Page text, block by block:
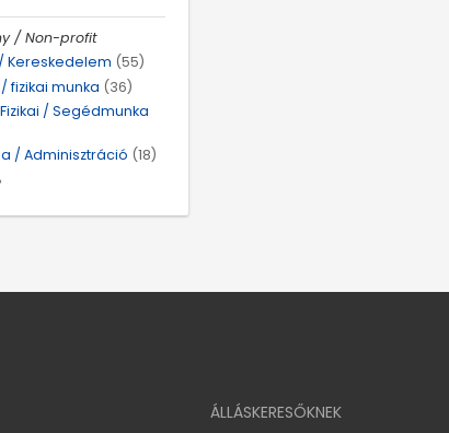
/ Non-profit
Kereskedelem (55)
fizikai munka (36)
/ Segédmunka
/ Adminisztráció (18)
ÁLLÁSKERESŐKNEK